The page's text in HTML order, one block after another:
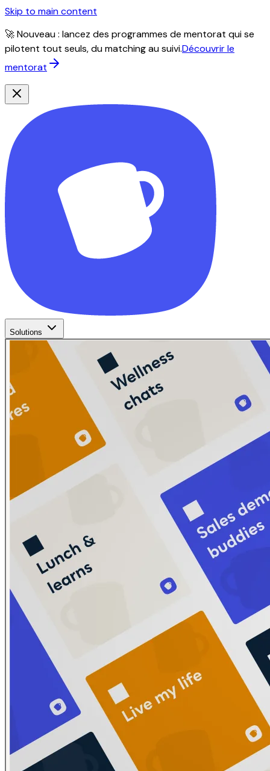
Skip to main content
🚀 Nouveau : lancez des programmes de mentorat qui se
pilotent tout seuls, du matching au suivi.Découvrir le
mentorat
Solutions